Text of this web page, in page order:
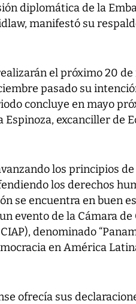
diplomática de la
manifestó su
el próximo 20 de
pasado su
concluye en mayo
excanciller de
los principios
los derechos
se encuentra en buen
evento de la Cámara de
denominado
en América
ofrecía sus